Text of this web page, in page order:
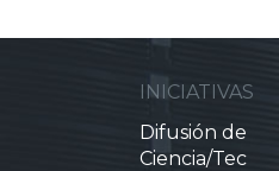
INICIATIVAS
Difusión de
Ciencia/Tec